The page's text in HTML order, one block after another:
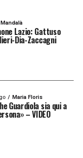
Lazio: Gattuso
Dia-Zaccagni
Maria Floris
Guardiola sia qui a
– VIDEO